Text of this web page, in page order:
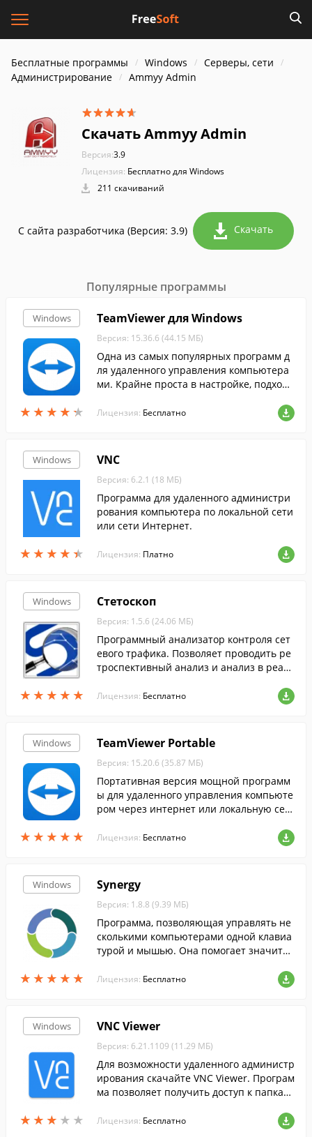
Бесплатные программы Windows
Серверы, сети
Администрирование
Ammyy Admin
Скачать Ammyy Admin
Версия:3.9
Лицензия: Бесплатно для Windows
211 скачиваний
С сайта разработчика (Версия: 3.9) Скачать
Популярные программы
Windows
★ ★ ★ ★ ★
★ ★ ★ ★ ★
TeamViewer для Windows
Версия: 15.36.6 (44.15 МБ)
Одна из самых популярных программ д
ля удаленного управления компьютера
ми. Крайне проста в настройке, подходи
ля крупных организаций.
Лицензия: Бесплатно
Windows
★ ★ ★ ★ ★
★ ★ ★ ★ ★
VNC
Версия: 6.2.1 (18 МБ)
Программа для удаленного администри
рования компьютера по локальной сети
или сети Интернет.
Лицензия: Платно
Windows
★ ★ ★ ★ ★
★ ★ ★ ★ ★
Стетоскоп
Версия: 1.5.6 (24.06 МБ)
Программный анализатор контроля сет
евого трафика. Позволяет проводить ре
троспективный анализ и анализ в реаль
на диске и в базе данных.
Лицензия: Бесплатно
Windows
★ ★ ★ ★ ★
★ ★ ★ ★ ★
TeamViewer Portable
Версия: 15.20.6 (35.87 МБ)
Портативная версия мощной программ
ы для удаленного управления компьюте
ром через интернет или локальную сет
Лицензия: Бесплатно
Windows
★ ★ ★ ★ ★
★ ★ ★ ★ ★
Synergy
Версия: 1.8.8 (9.39 МБ)
Программа, позволяющая управлять не
сколькими компьютерами одной клавиа
турой и мышью. Она помогает значител
ством компьютеров.
Лицензия: Бесплатно
Windows
★ ★ ★ ★ ★
★ ★ ★ ★ ★
VNC Viewer
Версия: 6.21.1109 (11.29 МБ)
Для возможности удаленного администр
ирования скачайте VNC Viewer. Програм
ма позволяет получить доступ к папкам,
своего рабочего стола.
Лицензия: Бесплатно